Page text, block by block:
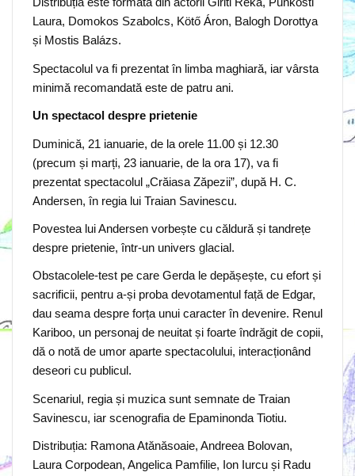
Laura, Domokos Szabolcs, Kötő Áron, Balogh Dorottya
și Mostis Balázs.
Spectacolul va fi prezentat în limba maghiară, iar vârsta
minimă recomandată este de patru ani.
Un spectacol despre prietenie
Duminică, 21 ianuarie, de la orele 11.00 și 12.30
(precum și marți, 23 ianuarie, de la ora 17), va fi
prezentat spectacolul „Crăiasa Zăpezii”, după H. C.
Andersen, în regia lui Traian Savinescu.
Povestea lui Andersen vorbește cu căldură și tandrețe
despre prietenie, într-un univers glacial.
Obstacolele-test pe care Gerda le depășește, cu efort și
sacrificii, pentru a-și proba devotamentul față de Edgar,
dau seama despre forța unui caracter în devenire. Renul
Kariboo, un personaj de neuitat și foarte îndrăgit de copii,
dă o notă de umor aparte spectacolului, interacționând
deseori cu publicul.
Scenariul, regia și muzica sunt semnate de Traian
Savinescu, iar scenografia de Epaminonda Tiotiu.
Distribuția: Ramona Atănăsoaie, Andreea Bolovan,
Laura Corpodean, Angelica Pamfilie, Ion Iurcu și Radu